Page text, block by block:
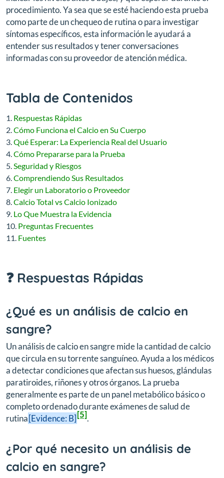
procedimiento. Ya sea que se esté haciendo esta prueba
como parte de un chequeo de rutina o para investigar
síntomas específicos, esta información le ayudará a
entender sus resultados y tener conversaciones
informadas con su proveedor de atención médica.
Tabla de Contenidos
Respuestas Rápidas
Cómo Funciona el Calcio en Su Cuerpo
Qué Esperar: La Experiencia Real del Usuario
Cómo Prepararse para la Prueba
Seguridad y Riesgos
Comprendiendo Sus Resultados
Elegir un Laboratorio o Proveedor
Calcio Total vs Calcio Ionizado
Lo Que Muestra la Evidencia
Preguntas Frecuentes
Fuentes
❓ Respuestas Rápidas
¿Qué es un análisis de calcio en
sangre?
Un análisis de calcio en sangre mide la cantidad de calcio
que circula en su torrente sanguíneo. Ayuda a los médicos
a detectar condiciones que afectan sus huesos, glándulas
paratiroides, riñones y otros órganos. La prueba
generalmente es parte de un panel metabólico básico o
completo ordenado durante exámenes de salud de
rutina[Evidence: B][5].
¿Por qué necesito un análisis de
calcio en sangre?